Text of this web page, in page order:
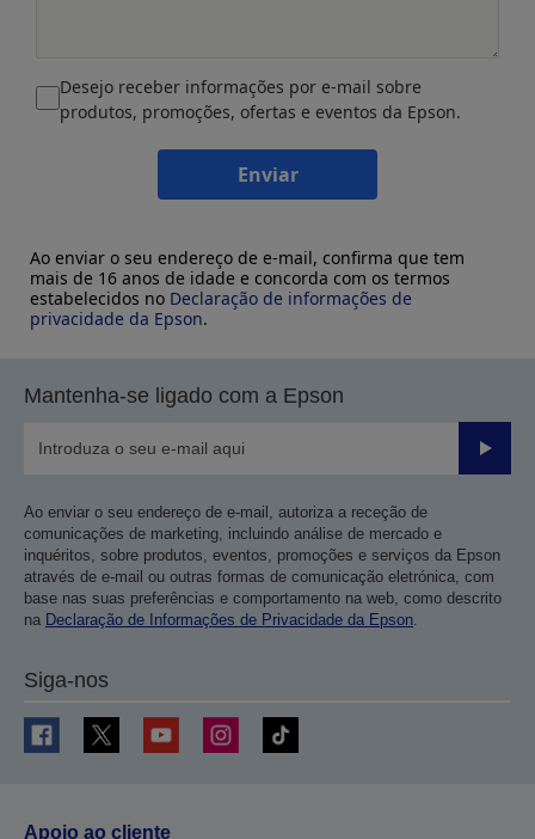
Desejo receber informações por e-mail sobre
produtos, promoções, ofertas e eventos da Epson.
Enviar
Ao enviar o seu endereço de e-mail, confirma que tem
mais de 16 anos de idade e concorda com os termos
estabelecidos no Declaração de informações de
privacidade da Epson.
Mantenha-se ligado com a Epson
Enviar
Ao enviar o seu endereço de e-mail, autoriza a receção de
comunicações de marketing, incluindo análise de mercado e
inquéritos, sobre produtos, eventos, promoções e serviços da Epson
através de e-mail ou outras formas de comunicação eletrónica, com
base nas suas preferências e comportamento na web, como descrito
na Declaração de Informações de Privacidade da Epson.
Siga-nos
Apoio ao cliente